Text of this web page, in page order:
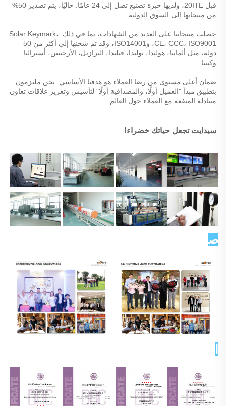
من منتجاتها إلى السوق الدولية.
حصلت منتجاتنا على العديد من الشهادات، بما في ذلك Solar Keymark،
وكينيا.
متبادلة المنفعة مع العملاء حول العالم.
سيدايت تجعل حياتك خضراء!
صورة العميل